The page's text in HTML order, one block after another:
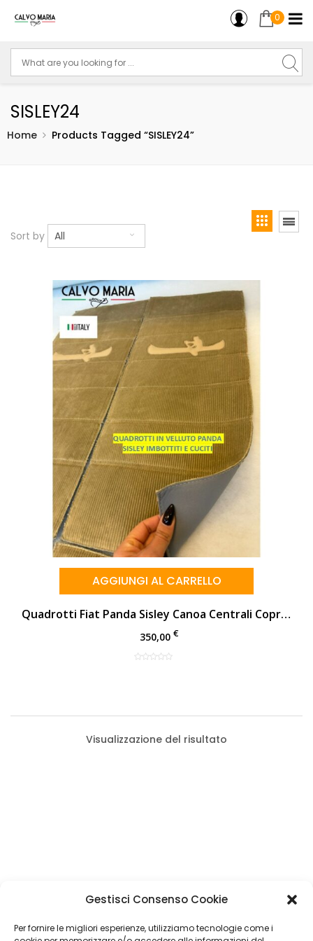
Gestisci Consenso Cookie
Per fornire le migliori esperienze, utilizziamo tecnologie come i
0
SISLEY24
Home Products Tagged “SISLEY24”
Sort by All
AGGIUNGI AL CARRELLO
Quadrotti Fiat Panda Sisley Canoa Centrali Coprisedili Velluto Beige Completi
350,00 €
Visualizzazione del risultato
Categorie Prodotti
Tappezzeria Auto (1)
Filtro Prezzo